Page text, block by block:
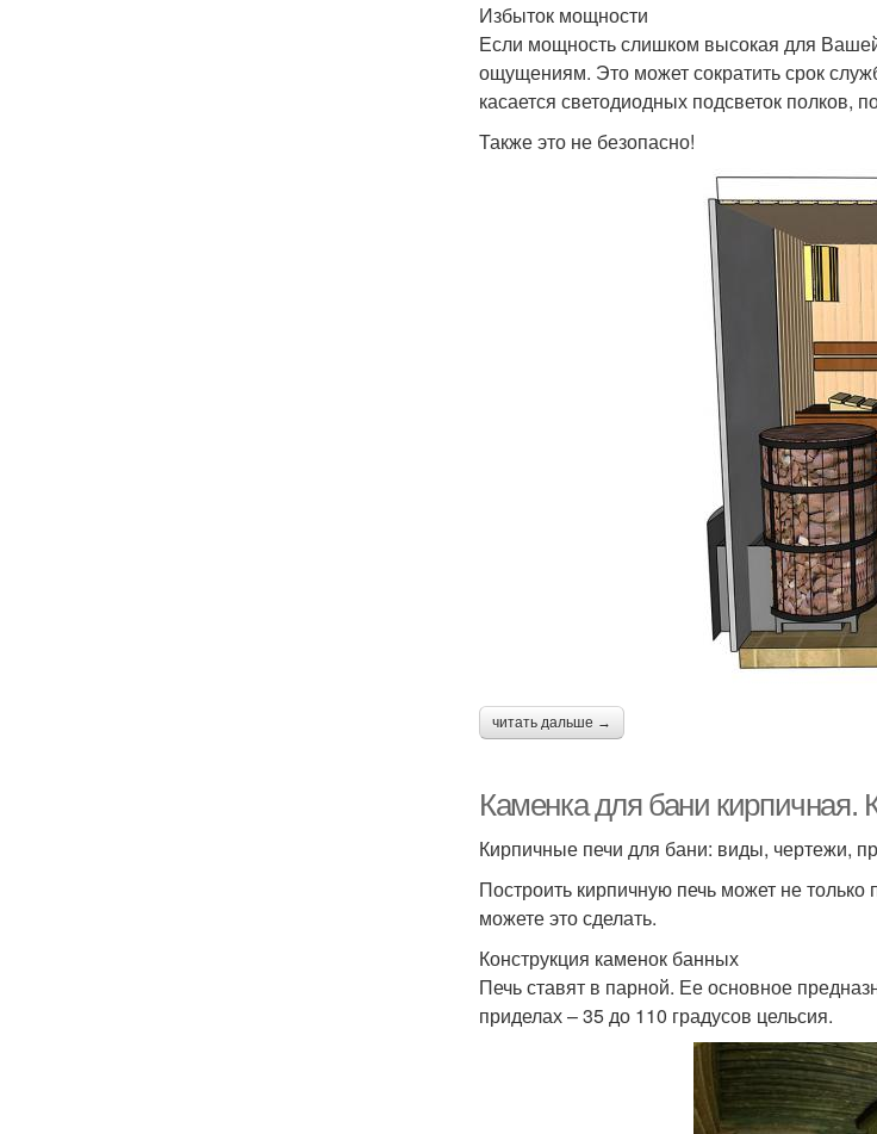
Избыток мощности
Если мощность слишком высокая для
ощущениям. Это может сократить срок
касается светодиодных подсветок полков,
Также это не безопасно!
читать дальше →
Каменка для бани кирпичная.
Кирпичные печи для бани: виды, чертежи,
Построить кирпичную печь может не
можете это сделать.
Конструкция каменок банных
Печь ставят в парной. Ее основное
приделах – 35 до 110 градусов цельсия.